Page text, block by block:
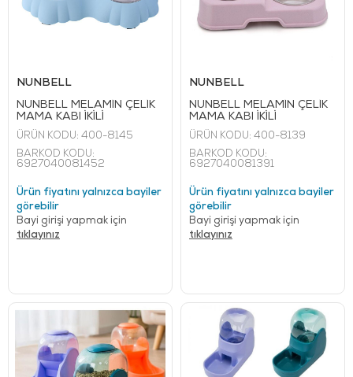
NUNBELL
NUNBELL MELAMİN ÇELİK
MAMA KABI İKİLİ
ÜRÜN KODU: 400-8145
BARKOD KODU:
6927040081452
Ürün fiyatını yalnızca bayiler
görebilir
Bayi girişi yapmak için
tıklayınız
NUNBELL
NUNBELL MELAMİN ÇELİK
MAMA KABI İKİLİ
ÜRÜN KODU: 400-8139
BARKOD KODU:
6927040081391
Ürün fiyatını yalnızca bayiler
görebilir
Bayi girişi yapmak için
tıklayınız